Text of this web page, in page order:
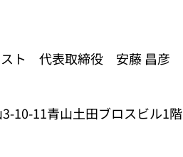
スト 代表取締役 安藤 昌彦
10-11青山土田ブロスビル1階